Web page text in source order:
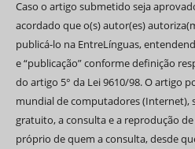
Caso o artigo submetido seja
acordado que o(s) autor(es)
publicá-lo na EntreLínguas,
e “publicação” conforme definição
do artigo 5° da Lei 9610/98. O artigo
mundial de computadores (Internet),
gratuito, a consulta e a reprodução
próprio de quem a consulta, desde